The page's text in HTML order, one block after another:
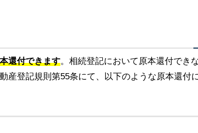
還付できます。相続登記において原本還付でき
産登記規則第55条にて、以下のような原本還付